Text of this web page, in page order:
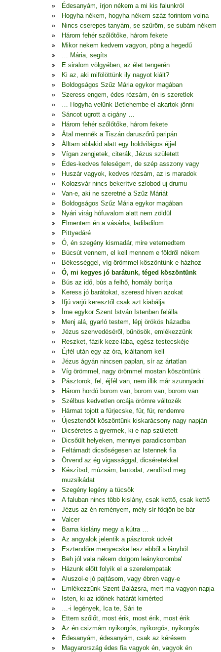
Édesanyám, írjon nékem a mi kis falunkról
Hogyha nékem, hogyha nékem száz forintom volna
Nincs cserepes tanyám, se szűröm, se subám nékem
Három fehér szőlőtőke, három fekete
Mikor nekem kedvem vagyon, pöng a hegedű
… Mária, segíts
E siralom völgyében, az élet tengerén
Ki az, aki mifölöttünk ily nagyot kiált?
Boldogságos Szűz Mária egykor magában
Szeress engem, édes rózsám, én is szeretlek
… Hogyha velünk Betlehembe el akartok jönni
Sáncot ugrott a cigány …
Három fehér szőlőtőke, három fekete
Átal mennék a Tiszán daruszőrű paripán
Álltam ablakid alatt egy holdvilágos éjjel
Vígan zengjetek, citerák, Jézus született
Édes-kedves feleségem, de szép asszony vagy
Huszár vagyok, kedves rózsám, az is maradok
Kolozsvár nincs bekerítve szlobod uj drumu
Van-e, aki ne szeretné a Szűz Máriát
Boldogságos Szűz Mária egykor magában
Nyári virág hófuvalom alatt nem zöldül
Elmentem én a vásárba, ladiladilom
Pittyedáré
Ó, én szegény kismadár, mire vetemedtem
Búcsút vennem, el kell mennem e földről nékem
Békességgel, víg örömmel köszöntünk e házhoz
Ó, mi kegyes jó barátunk, téged köszöntünk
Bús az idő, bús a felhő, homály borítja
Keress jó barátokat, szeresd híven azokat
Ifjú varjú keresztől csak azt kiabálja
Íme egykor Szent István Istenben felálla
Menj alá, gyarló testem, lépj örökös házadba
Jézus szenvedéséről, bűnösök, emlékezzünk
Reszket, fázik keze-lába, egész testecskéje
Éjfél után egy az óra, kiáltanom kell
Jézus ágyán nincsen paplan, sír az ártatlan
Víg örömmel, nagy örömmel mostan köszöntünk
Pásztorok, fel, éjfél van, nem illik már szunnyadni
Három hordó borom van, borom van, borom van
Szélbus kedvetlen orcája örömre változék
Hármat tojott a fürjecske, für, für, rendemre
Újesztendőt köszöntünk kiskarácsony nagy napján
Dicséretes a gyermek, ki e nap született
Dicsőült helyeken, mennyei paradicsomban
Feltámadt dicsőségesen az Istennek fia
Örvend az ég vigassággal, dicséretekkel
Készítsd, múzsám, lantodat, zendítsd meg
muzsikádat
Szegény legény a tücsök
A faluban nincs több kislány, csak kettő, csak kettő
Jézus az én reményem, mély sír födjön be bár
Valcer
Barna kislány megy a kútra …
Az angyalok jelentik a pásztorok üdvét
Esztendőre menyecske lesz ebből a lányból
Beh jól vala nékem dolgom leánykoromba'
Házunk előtt folyik el a szerelempatak
Aluszol-e jó pajtásom, vagy ébren vagy-e
Emlékezzünk Szent Balázsra, mert ma vagyon napja
Isten, ki az időnek határát kimérted
…-i legények, Ica te, Sári te
Ettem szőlőt, most érik, most érik, most érik
Az én csizmám nyikorgós, nyikorgós, nyikorgós
Édesanyám, édesanyám, csak az kérésem
Magyarország édes fia vagyok én, vagyok én